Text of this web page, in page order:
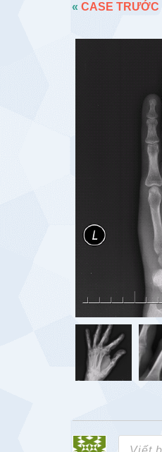
« CASE TRƯỚC